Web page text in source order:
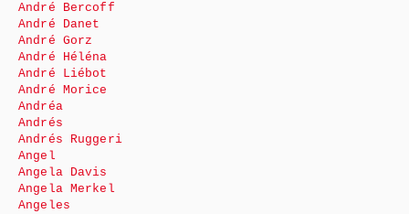
André Bercoff
André Danet
André Gorz
André Héléna
André Liébot
André Morice
Andréa
Andrés
Andrés Ruggeri
Angel
Angela Davis
Angela Merkel
Angeles